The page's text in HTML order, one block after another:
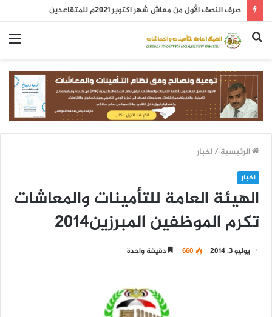
صرف النصف الأول من معاش شهر اكتوبر 2021م للمتقاعدين
بحث
الرئيسية /اخبار
اخبار
الهيئة العامة للتأمينات والمعاشات
تكرم الموظفين المبرزين2014
يوليو 3, 2014 660 دقيقة واحدة